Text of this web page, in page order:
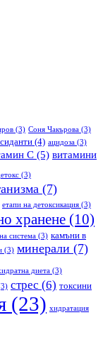
(3) Соня Чакърова (3)
(4) ацидоза (3)
С (5) витамини
(3)
(7)
етапи на детоксикация (3)
хранене (10)
система (3) камъни в
(3) минерали (7)
диета (3)
стрес (6) токсини
(23) хидратация